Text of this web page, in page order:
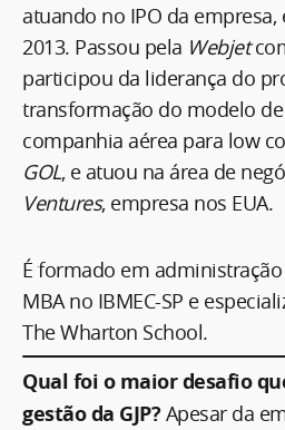
atuando no IPO da
2013. Passou pela Webjet
participou da liderança do
transformação do modelo
companhia aérea para low
GOL, e atuou na área de
Ventures, empresa nos EUA.
É formado em
MBA no IBMEC-SP e
The Wharton School.
Qual foi o maior desafio
gestão da GJP?Apesar da